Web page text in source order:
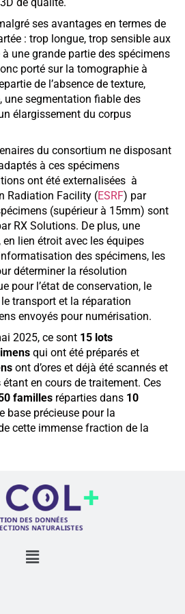
ses avantages en termes de
: trop longue, trop sensible aux
une grande partie des spécimens
porté sur la tomographie à
de l’absence de texture,
une segmentation fiable des
élargissement du corpus
du consortium ne disposant
à ces spécimens
ont été externalisées à
Radiation Facility (ESRF) par
(supérieur à 15mm) sont
RX Solutions. De plus, une
lien étroit avec les équipes
des spécimens, les
déterminer la résolution
pour l’état de conservation, le
transport et la réparation
envoyés pour numérisation.
2025, ce sont 15 lots
qui ont été préparés et
ont d’ores et déjà été scannés et
étant en cours de traitement. Ces
familles réparties dans 10
base précieuse pour la
cette immense fraction de la